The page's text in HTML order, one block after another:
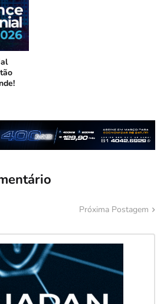
Próxima Postagem